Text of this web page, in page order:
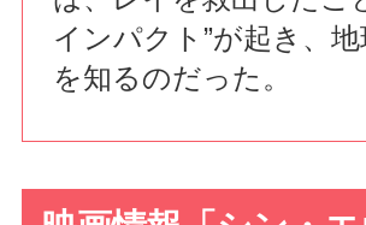
インパクト”が起き、
を知るのだった。